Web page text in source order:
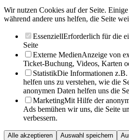
Wir nutzen Cookies auf der Seite.
während andere uns helfen, die Seite
EssenziellErforderlich für die
Seite
Externe MedienAnzeige von
Ticket-Buchung, Videos, Karten
StatistikDie Informationen
helfen uns zu verstehen, wie die
anonymen Daten helfen uns die
MarketingMit Hilfe der
Ads bemühen wir uns, die Seite
verbessern.
Alle akzeptieren Auswahl speichern